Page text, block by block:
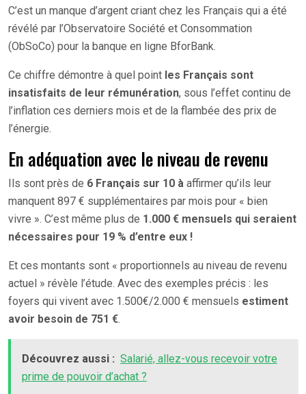
C’est un manque d’argent criant chez les Français qui a été
révélé par l’Observatoire Société et Consommation
(ObSoCo) pour la banque en ligne BforBank.
Ce chiffre démontre à quel point les Français sont
insatisfaits de leur rémunération, sous l’effet continu de
l’inflation ces derniers mois et de la flambée des prix de
l’énergie.
En adéquation avec le niveau de revenu
Ils sont près de 6 Français sur 10 à affirmer qu’ils leur
manquent 897 € supplémentaires par mois pour « bien
vivre ». C’est même plus de 1.000 € mensuels qui seraient
nécessaires pour 19 % d’entre eux !
Et ces montants sont « proportionnels au niveau de revenu
actuel » révèle l’étude. Avec des exemples précis : les
foyers qui vivent avec 1.500€/2.000 € mensuels estiment
avoir besoin de 751 €.
Découvrez aussi : Salarié, allez-vous recevoir votre
prime de pouvoir d’achat ?